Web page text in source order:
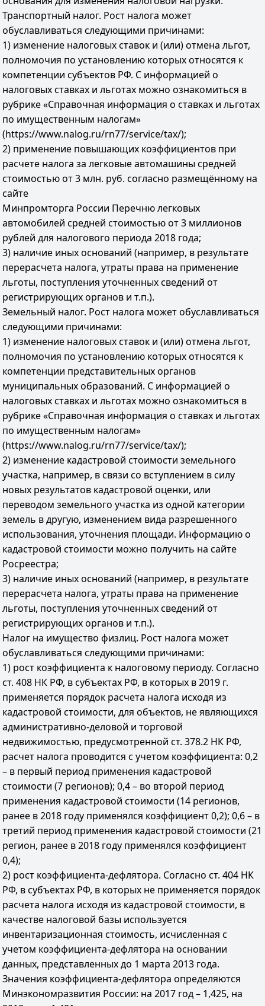
Транспортный налог. Рост налога может
обуславливаться следующими причинами:
1) изменение налоговых ставок и (или) отмена льгот,
полномочия по установлению которых относятся к
компетенции субъектов РФ. С информацией о
налоговых ставках и льготах можно ознакомиться в
рубрике «Справочная информация о ставках и льготах
по имущественным налогам»
(https://www.nalog.ru/rn77/service/tax/);
2) применение повышающих коэффициентов при
расчете налога за легковые автомашины средней
стоимостью от 3 млн. руб. согласно размещённому на
сайте
Минпромторга России Перечню легковых
автомобилей средней стоимостью от 3 миллионов
рублей для налогового периода 2018 года;
3) наличие иных оснований (например, в результате
перерасчета налога, утраты права на применение
льготы, поступления уточненных сведений от
регистрирующих органов и т.п.).
Земельный налог. Рост налога может обуславливаться
следующими причинами:
1) изменение налоговых ставок и (или) отмена льгот,
полномочия по установлению которых относятся к
компетенции представительных органов
муниципальных образований. С информацией о
налоговых ставках и льготах можно ознакомиться в
рубрике «Справочная информация о ставках и льготах
по имущественным налогам»
(https://www.nalog.ru/rn77/service/tax/);
2) изменение кадастровой стоимости земельного
участка, например, в связи со вступлением в силу
новых результатов кадастровой оценки, или
переводом земельного участка из одной категории
земель в другую, изменением вида разрешенного
использования, уточнения площади. Информацию о
кадастровой стоимости можно получить на сайте
Росреестра;
3) наличие иных оснований (например, в результате
перерасчета налога, утраты права на применение
льготы, поступления уточненных сведений от
регистрирующих органов и т.п.).
Налог на имущество физлиц. Рост налога может
обуславливаться следующими причинами:
1) рост коэффициента к налоговому периоду. Согласно
ст. 408 НК РФ, в субъектах РФ, в которых в 2019 г.
применяется порядок расчета налога исходя из
кадастровой стоимости, для объектов, не являющихся
административно-деловой и торговой
недвижимостью, предусмотренной ст. 378.2 НК РФ,
расчет налога проводится с учетом коэффициента: 0,2
– в первый период применения кадастровой
стоимости (7 регионов); 0,4 – во второй период
применения кадастровой стоимости (14 регионов,
ранее в 2018 году применялся коэффициент 0,2); 0,6 – в
третий период применения кадастровой стоимости (21
регион, ранее в 2018 году применялся коэффициент
0,4);
2) рост коэффициента-дефлятора. Согласно ст. 404 НК
РФ, в субъектах РФ, в которых не применяется порядок
расчета налога исходя из кадастровой стоимости, в
качестве налоговой базы используется
инвентаризационная стоимость, исчисленная с
учетом коэффициента-дефлятора на основании
данных, представленных до 1 марта 2013 года.
Значения коэффициента-дефлятора определяются
Минэкономразвития России: на 2017 год – 1,425, на